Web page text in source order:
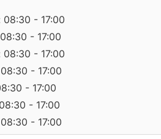
08:30 - 17:00
- 17:00
08:30 - 17:00
- 17:00
- 17:00
- 17:00
- 17:00